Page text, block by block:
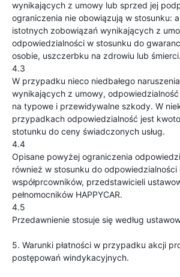
wynikających z umowy lub sprzed jej
ograniczenia nie obowiązują w stosunku:
istotnych zobowiązań wynikających z
odpowiedzialności w stosunku do
osobie, uszczerbku na zdrowiu lub śmierci.
4.3
W przypadku nieco niedbałego
wynikających z umowy,
na typowe i przewidywalne szkody. W
przypadkach odpowiedzialność jest
stotunku do ceny świadczonych usług.
4.4
Opisane powyżej ograniczenia
również w stosunku do odpowiedzialności
współprcowników, przedstawicieli
pełnomocników HAPPYCAR.
4.5
Przedawnienie stosuje się według
5. Warunki płatności w przypadku akcji
postępowań windykacyjnych.